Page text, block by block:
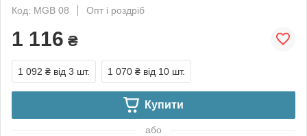
Код: МGВ 08
Опт і роздріб
1 116 ₴
1 092 ₴ від 3 шт. 1 070 ₴ від 10 шт.
Купити
або